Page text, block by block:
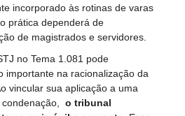
incorporado às rotinas de varas
prática dependerá de
de magistrados e servidores.
no Tema 1.081 pode
importante na racionalização da
vincular sua aplicação a uma
o tribunal